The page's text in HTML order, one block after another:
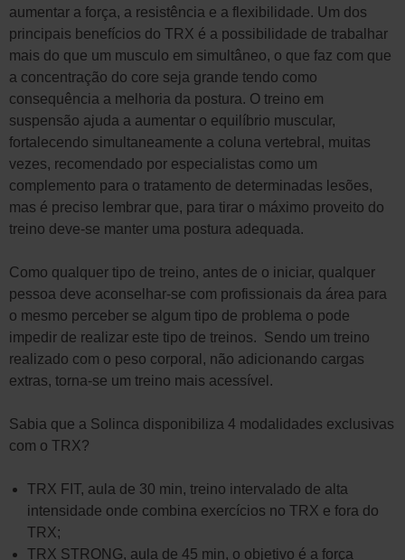
aumentar a força, a resistência e a flexibilidade. Um dos
principais benefícios do TRX é a possibilidade de trabalhar
mais do que um musculo em simultâneo, o que faz com que
a concentração do core seja grande tendo como
consequência a melhoria da postura. O treino em
suspensão ajuda a aumentar o equilíbrio muscular,
fortalecendo simultaneamente a coluna vertebral, muitas
vezes, recomendado por especialistas como um
complemento para o tratamento de determinadas lesões,
mas é preciso lembrar que, para tirar o máximo proveito do
treino deve-se manter uma postura adequada.
Como qualquer tipo de treino, antes de o iniciar, qualquer
pessoa deve aconselhar-se com profissionais da área para
o mesmo perceber se algum tipo de problema o pode
impedir de realizar este tipo de treinos. Sendo um treino
realizado com o peso corporal, não adicionando cargas
extras, torna-se um treino mais acessível.
Sabia que a Solinca disponibiliza 4 modalidades exclusivas
com o TRX?
TRX FIT, aula de 30 min, treino intervalado de alta
intensidade onde combina exercícios no TRX e fora do
TRX;
TRX STRONG, aula de 45 min, o objetivo é a força